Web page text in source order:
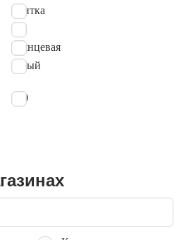
плитка
9
Глянцевая
серый
300